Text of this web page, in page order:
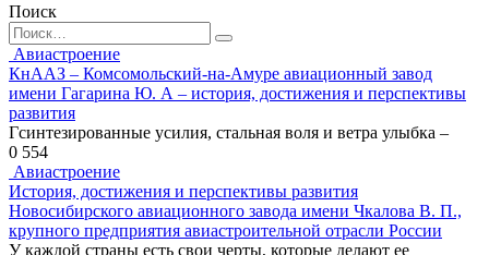
Поиск
Search
for:
Авиастроение
КнААЗ – Комсомольский-на-Амуре авиационный завод
имени Гагарина Ю. А – история, достижения и перспективы
развития
Гсинтезированные усилия, стальная воля и ветра улыбка –
0 554
Авиастроение
История, достижения и перспективы развития
Новосибирского авиационного завода имени Чкалова В. П.,
крупного предприятия авиастроительной отрасли России
У каждой страны есть свои черты, которые делают ее